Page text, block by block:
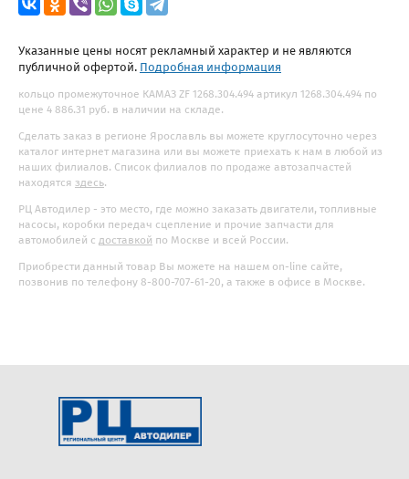
Указанные цены носят рекламный характер и не являются
публичной офертой. Подробная информация
кольцо промежуточное КАМАЗ ZF 1268.304.494 артикул 1268.304.494 по
цене 4 886.31 руб. в наличии на складе.
Сделать заказ в регионе Ярославль вы можете круглосуточно через
каталог интернет магазина или вы можете приехать к нам в любой из
наших филиалов. Список филиалов по продаже автозапчастей
находятся здесь.
РЦ Автодилер - это место, где можно заказать двигатели, топливные
насосы, коробки передач сцепление и прочие запчасти для
автомобилей с доставкой по Москве и всей России.
Приобрести данный товар Вы можете на нашем on-line сайте,
позвонив по телефону 8-800-707-61-20, а также в офисе в Москве.